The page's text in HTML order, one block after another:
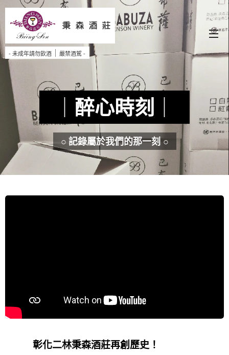
秉 森 酒 莊
- 未成年請勿飲酒 ｜嚴禁酒駕 -
醉心時刻
○ 記錄屬於我們的那一刻○
彰化二林秉森酒莊再創歷史！